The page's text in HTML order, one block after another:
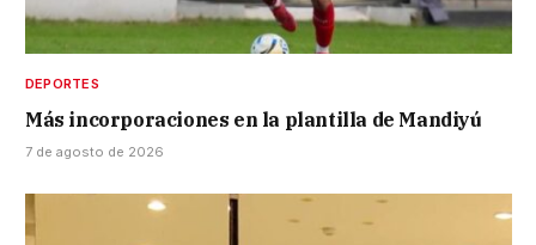
DEPORTES
Más incorporaciones en la plantilla de Mandiyú
7 de agosto de 2026